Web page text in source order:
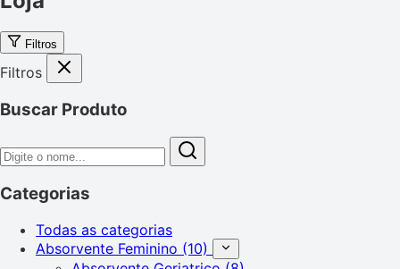
Filtros
Filtros
Buscar Produto
Categorias
Todas as categorias
Absorvente Feminino (10)